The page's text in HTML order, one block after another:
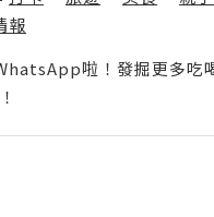
報
啦！發掘更多吃
！